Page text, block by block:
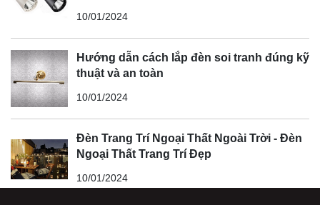
10/01/2024
Hướng dẫn cách lắp đèn soi tranh đúng kỹ
thuật và an toàn
10/01/2024
Đèn Trang Trí Ngoại Thất Ngoài Trời - Đèn
Ngoại Thất Trang Trí Đẹp
10/01/2024